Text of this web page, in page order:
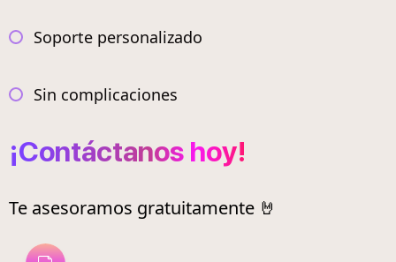
Soporte personalizado
Sin complicaciones
¡Contáctanos hoy!
Te asesoramos gratuitamente 🤘